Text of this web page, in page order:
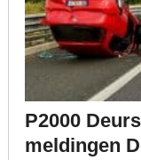
P2000
meldingen